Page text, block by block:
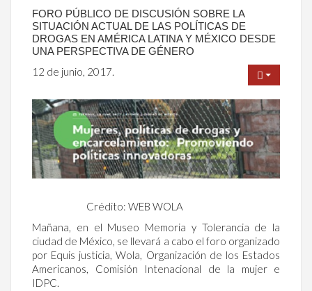
FORO PÚBLICO DE DISCUSIÓN SOBRE LA
SITUACIÓN ACTUAL DE LAS POLÍTICAS DE
DROGAS EN AMÉRICA LATINA Y MÉXICO DESDE
UNA PERSPECTIVA DE GÉNERO
12 de junio, 2017.
Crédito: WEB WOLA
Mañana, en el Museo Memoria y Tolerancia de la
ciudad de México, se llevará a cabo el foro organizado
por Equis justicia, Wola, Organización de los Estados
Americanos, Comisión Intenacional de la mujer e
IDPC.